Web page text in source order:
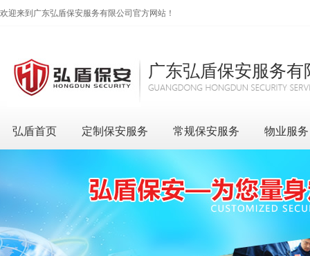
欢迎来到广东弘盾保安服务有限公司官方网站！
广东弘盾保安服务
弘盾首页 定制保安服务 常规保安服务 物业服务